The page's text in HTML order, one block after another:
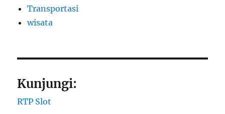
Transportasi
wisata
Kunjungi:
RTP Slot